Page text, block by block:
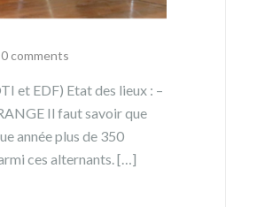
0 comments
et EDF) Etat des lieux : –
Il faut savoir que
année plus de 350
ces alternants. […]